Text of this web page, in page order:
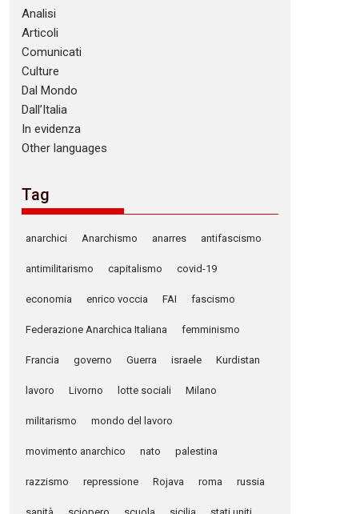
Analisi
Articoli
Comunicati
Culture
Dal Mondo
Dall’Italia
In evidenza
Other languages
Tag
anarchici Anarchismo anarres antifascismo
antimilitarismo capitalismo covid-19
economia enrico voccia FAI fascismo
Federazione Anarchica Italiana femminismo
Francia governo Guerra israele Kurdistan
lavoro Livorno lotte sociali Milano
militarismo mondo del lavoro
movimento anarchico nato palestina
razzismo repressione Rojava roma russia